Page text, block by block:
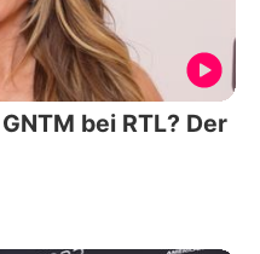
bei RTL? Der